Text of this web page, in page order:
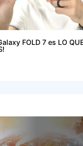
FOLD 7 es LO